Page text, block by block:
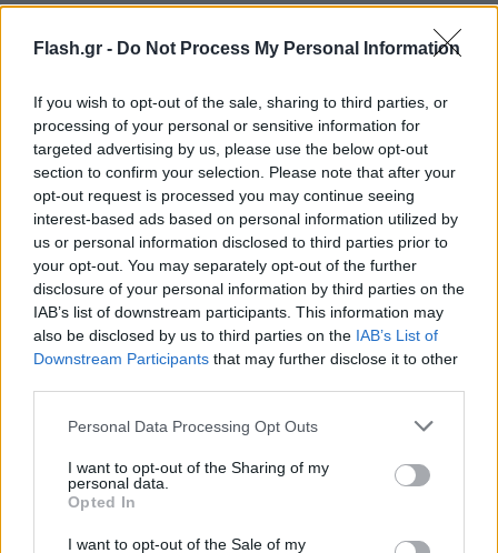
Flash.gr - Do Not Process My Personal Information
If you wish to opt-out of the sale, sharing to third parties, or
processing of your personal or sensitive information for
targeted advertising by us, please use the below opt-out
section to confirm your selection. Please note that after your
opt-out request is processed you may continue seeing
interest-based ads based on personal information utilized by
us or personal information disclosed to third parties prior to
your opt-out. You may separately opt-out of the further
disclosure of your personal information by third parties on the
IAB’s list of downstream participants. This information may
also be disclosed by us to third parties on the IAB’s List of
Downstream Participants that may further disclose it to other
Please note that this website/app uses one or more Google
not limited to your visit or usage behaviour. You may click to
grant or deny consent to Google and its third-party tags to
use your data for below specified purposes in below Google
consent section.
Personal Data Processing Opt Outs
I want to opt-out of the Sharing of my
personal data.
Opted In
I want to opt-out of the Sale of my